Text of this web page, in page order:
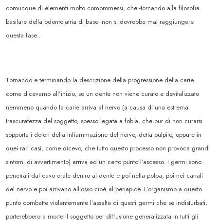
comunque di elementi molto compromessi, che -tornando alla filosofia
basilare della odontoiatria di base- non si dovrebbe mai raggiungere
questa fase..
Tornando e terminando la descrizione della progressione della carie,
come dicevamo all’inizio, se un dente non viene curato e devitalizzato
nemmeno quando la carie arriva al nervo (a causa di una estrema
trascuratezza del soggetto, spesso legata a fobia, che pur di non curarsi
sopporta i dolori della infiammazione del nervo, detta pulpite, oppure in
quei rari casi, come dicevo, che tutto questo processo non provoca grandi
sintomi di avvertimento) arriva ad un certo punto l’ascesso. I germi sono
penetrati dal cavo orale dentro al dente e poi nella polpa, poi nei canali
del nervo e poi arrivano all’osso cioè al periapice. L’organismo a questo
punto combatte violentemente l’assalto di questi germi che se indisturbati,
porterebbero a morte il soggetto per diffusione generalizzata in tutti gli